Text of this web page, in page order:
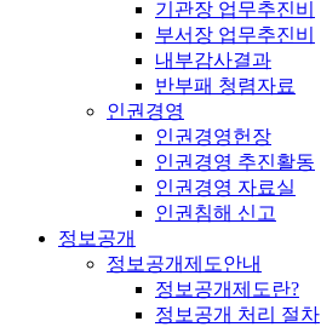
기관장 업무추진비
부서장 업무추진비
내부감사결과
반부패 청렴자료
인권경영
인권경영헌장
인권경영 추진활동
인권경영 자료실
인권침해 신고
정보공개
정보공개제도안내
정보공개제도란?
정보공개 처리 절차